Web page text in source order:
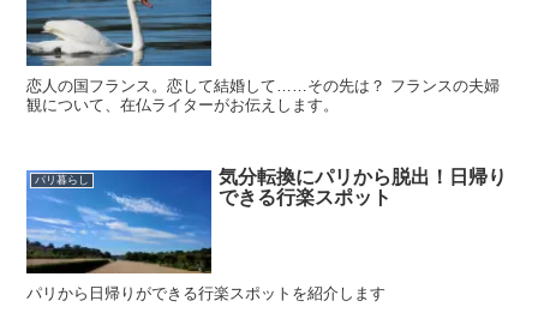
恋人の国フランス。恋して結婚して……その先は？ フランスの夫婦
観について、在仏ライターがお伝えします。
パリ暮らし
気分転換にパリから脱出！日帰り
できる行楽スポット
パリから日帰りができる行楽スポットを紹介します